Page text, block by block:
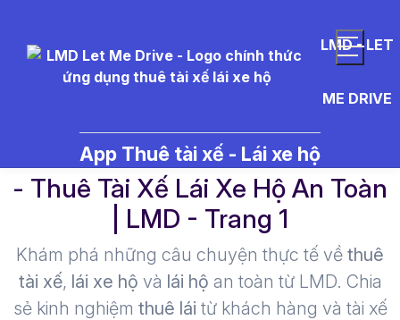
LMD - LET
ME DRIVE
App Thuê tài xế - Lái xe hộ
- Thuê Tài Xế Lái Xe Hộ An Toàn
| LMD - Trang 1​
Khám phá những câu chuyện thực tế về thuê
tài xế, lái xe hộ và lái hộ an toàn từ LMD. Chia
sẻ kinh nghiệm thuê lái từ khách hàng và tài xế